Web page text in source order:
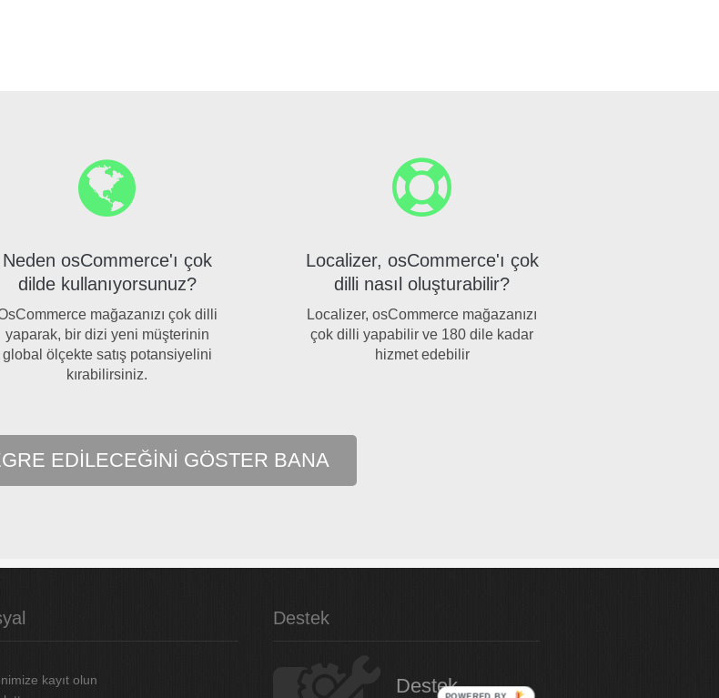
Neden osCommerce'ı çok
dilde kullanıyorsunuz?
mağazanızı çok dilli
yaparak, bir dizi yeni müşterinin
global ölçekte satış potansiyelini
kırabilirsiniz.
Localizer, osCommerce'ı çok
dilli nasıl oluşturabilir?
Localizer, osCommerce mağazanızı
çok dilli yapabilir ve 180 dile kadar
hizmet edebilir
EDILECEĞINI GÖSTER BANA
kayıt olun
Destek
Destek